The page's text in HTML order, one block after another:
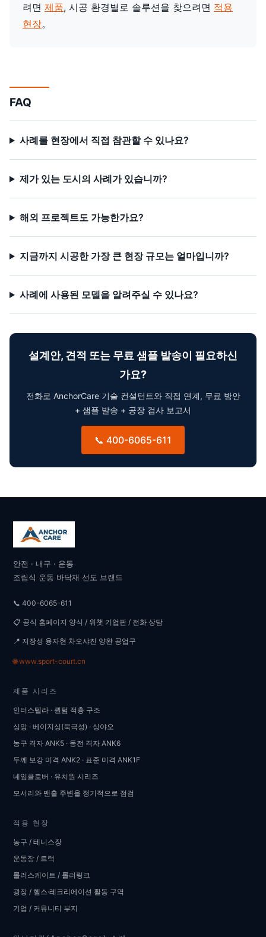
려면 제품, 시공 환경별로 솔루션을 찾으려면 적용
현장。
FAQ
사례를 현장에서 직접 참관할 수 있나요?
제가 있는 도시의 사례가 있습니까?
해외 프로젝트도 가능한가요?
지금까지 시공한 가장 큰 현장 규모는 얼마입니까?
사례에 사용된 모델을 알려주실 수 있나요?
설계안, 견적 또는 무료 샘플 발송이 필요하신
가요?
전화로 AnchorCare 기술 컨설턴트와 직접 연계, 무료 방안
+ 샘플 발송 + 공장 검사 보고서
📞 400-6065-611
안전 · 내구 · 운동
조립식 운동 바닥재 선도 브랜드
📞 400-6065-611
📋 공식 홈페이지 양식 / 위챗 기업판 / 전화 상담
📍 저장성 융자현 차오샤진 양완 공업구
🌐 www.sport-court.cn
제품 시리즈
인터스텔라 · 퀀텀 적층 구조
싱망 · 베이지싱(북극성) · 싱야오
농구 격자 ANK5 · 동전 격자 ANK6
두께 보강 미격 ANK2 · 표준 미격 ANK1F
네잎클로버 · 유치원 시리즈
모서리와 맨홀 주변을 정기적으로 점검
적용 현장
농구 / 테니스장
운동장 / 트랙
롤러스케이트 / 롤러링크
광장 / 헬스·레크리에이션 활동 구역
기업 / 커뮤니티 부지